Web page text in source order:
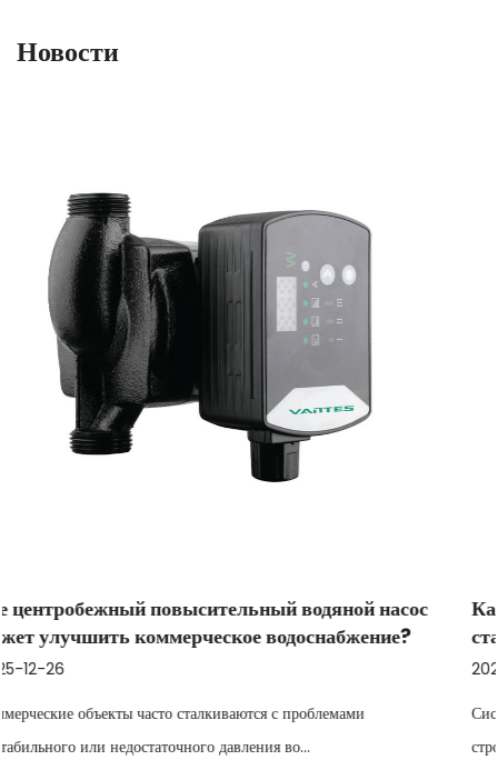
Новости
насос
Как центробежный бустерный водяной
стабилизировать переменный расход
Системы водоснабжения в промышленности,
строительстве часто сталкиваются с н...